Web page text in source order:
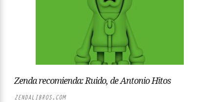
Zenda recomienda: Ruido, de Antonio Hitos
ZENDALIBROS.COM